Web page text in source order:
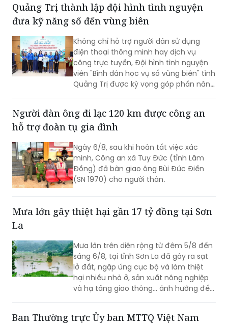
Chương trình sẽ được triển khai trong
tháng 8/2026.
Quảng Trị thành lập đội hình tình nguyện
đưa kỹ năng số đến vùng biên
Không chỉ hỗ trợ người dân sử dụng
điện thoại thông minh hay dịch vụ
công trực tuyến, Đội hình tình nguyện
viên "Bình dân học vụ số vùng biên" tỉnh
Quảng Trị được kỳ vọng góp phần nâng
khu vực biên giới.
Người đàn ông đi lạc 120 km được công an
hỗ trợ đoàn tụ gia đình
Ngày 6/8, sau khi hoàn tất việc xác
minh, Công an xã Tuy Đức (tỉnh Lâm
Đồng) đã bàn giao ông Bùi Đức Điền
(SN 1970) cho người thân.
Mưa lớn gây thiệt hại gần 17 tỷ đồng tại Sơn
La
Mưa lớn trên diện rộng từ đêm 5/8 đến
sáng 6/8, tại tỉnh Sơn La đã gây ra sạt
lở đất, ngập úng cục bộ và làm thiệt
hại nhiều nhà ở, sản xuất nông nghiệp
và hạ tầng giao thông… ảnh hưởng đến
Ban Thường trực Ủy ban MTTQ Việt Nam